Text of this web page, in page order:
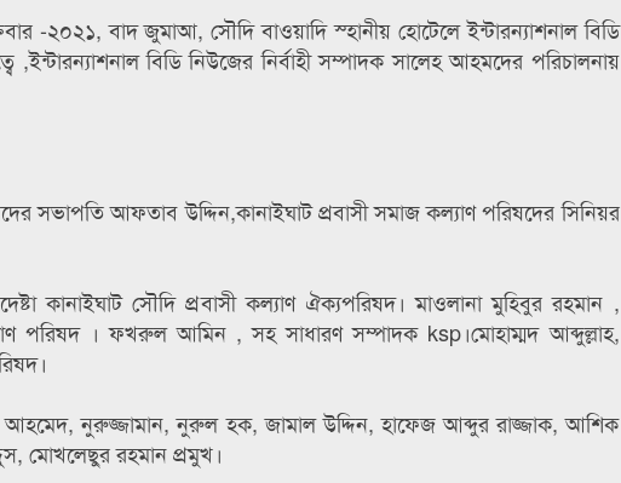
-২০২১, বাদ জুমাআ, সৌদি বাওয়াদি স্হানীয় হোটেলে ইন্টারন্যাশনাল বিডি
বিডি নিউজের নির্বাহী সম্পাদক সালেহ আহমদের পরিচালনায়
সভাপতি আফতাব উদ্দিন,কানাইঘাট প্রবাসী সমাজ কল্যাণ পরিষদের সিনিয়র
কানাইঘাট সৌদি প্রবাসী কল্যাণ ঐক্যপরিষদ। মাওলানা মুহিবুর রহমান ,
পরিষদ ‌। ফখরুল আমিন , সহ সাধারণ সম্পাদক ksp।মোহাম্মদ আব্দুল্লাহ,
নুরুজ্জামান, নুরুল হক, জামাল উদ্দিন, হাফেজ আব্দুর রাজ্জাক, আশিক
মোখলেছুর রহমান প্রমুখ।